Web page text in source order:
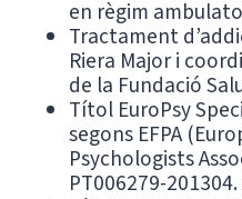
en règim
Tractament
Riera Major i
de la Fundació
Títol EuroPsy
segons EFPA
Psychologists
PT006279-